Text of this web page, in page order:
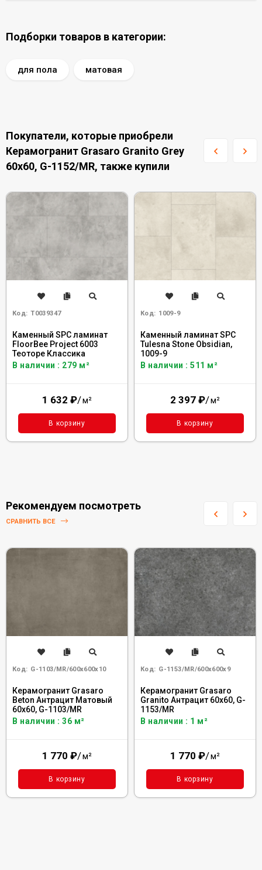
Подборки товаров в категории:
для пола матовая
Покупатели, которые приобрели
Керамогранит Grasaro Granito Grey
60x60, G-1152/MR, также купили
Код: Т0039347
Каменный SPC ламинат
FloorBee Project 6003
Теоторе Классика
В наличии : 279 м²
1 632 ₽/м²
В корзину
Код: 1009-9
Каменный ламинат SPC
Tulesna Stone Obsidian,
1009-9
В наличии : 511 м²
2 397 ₽/м²
В корзину
Рекомендуем посмотреть
СРАВНИТЬ ВСЕ
Код: G-1103/MR/600x600x10
Керамогранит Grasaro
Beton Антрацит Матовый
60x60, G-1103/MR
В наличии : 36 м²
1 770 ₽/м²
В корзину
Код: G-1153/MR/600x600x9
Керамогранит Grasaro
Granito Антрацит 60x60, G-
1153/MR
В наличии : 1 м²
1 770 ₽/м²
В корзину